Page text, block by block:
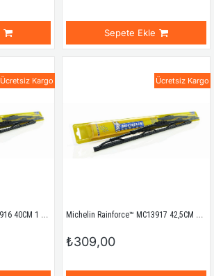
Sepete Ekle
Michelin Rainforce™ MC13916 40CM 1 Adet Universal Telli Silecek
Ücretsiz Kargo
Michelin Rainforce™ MC13917 42,5CM 1 Adet Universal Telli Silecek
₺309,00
Ücretsiz Kargo